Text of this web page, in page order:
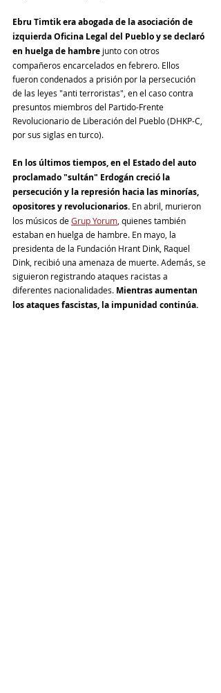
Ebru Timtik era abogada de la asociación de
izquierda Oficina Legal del Pueblo y se declaró
en huelga de hambre junto con otros
compañeros encarcelados en febrero. Ellos
fueron condenados a prisión por la persecución
de las leyes "anti terroristas", en el caso contra
presuntos miembros del Partido-Frente
Revolucionario de Liberación del Pueblo (DHKP-C,
por sus siglas en turco).
En los últimos tiempos, en el Estado del auto
proclamado "sultán" Erdogán creció la
persecución y la represión hacia las minorías,
opositores y revolucionarios. En abril, murieron
los músicos de Grup Yorum, quienes también
estaban en huelga de hambre. En mayo, la
presidenta de la Fundación Hrant Dink, Raquel
Dink, recibió una amenaza de muerte. Además, se
siguieron registrando ataques racistas a
diferentes nacionalidades. Mientras aumentan
los ataques fascistas, la impunidad continúa.